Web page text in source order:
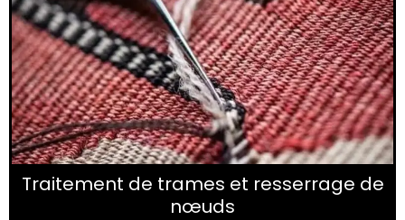
Traitement de trames et resserrage de
nœuds